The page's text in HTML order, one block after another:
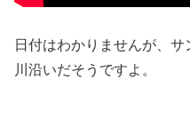
日付はわかりませんが、
川沿いだそうですよ。